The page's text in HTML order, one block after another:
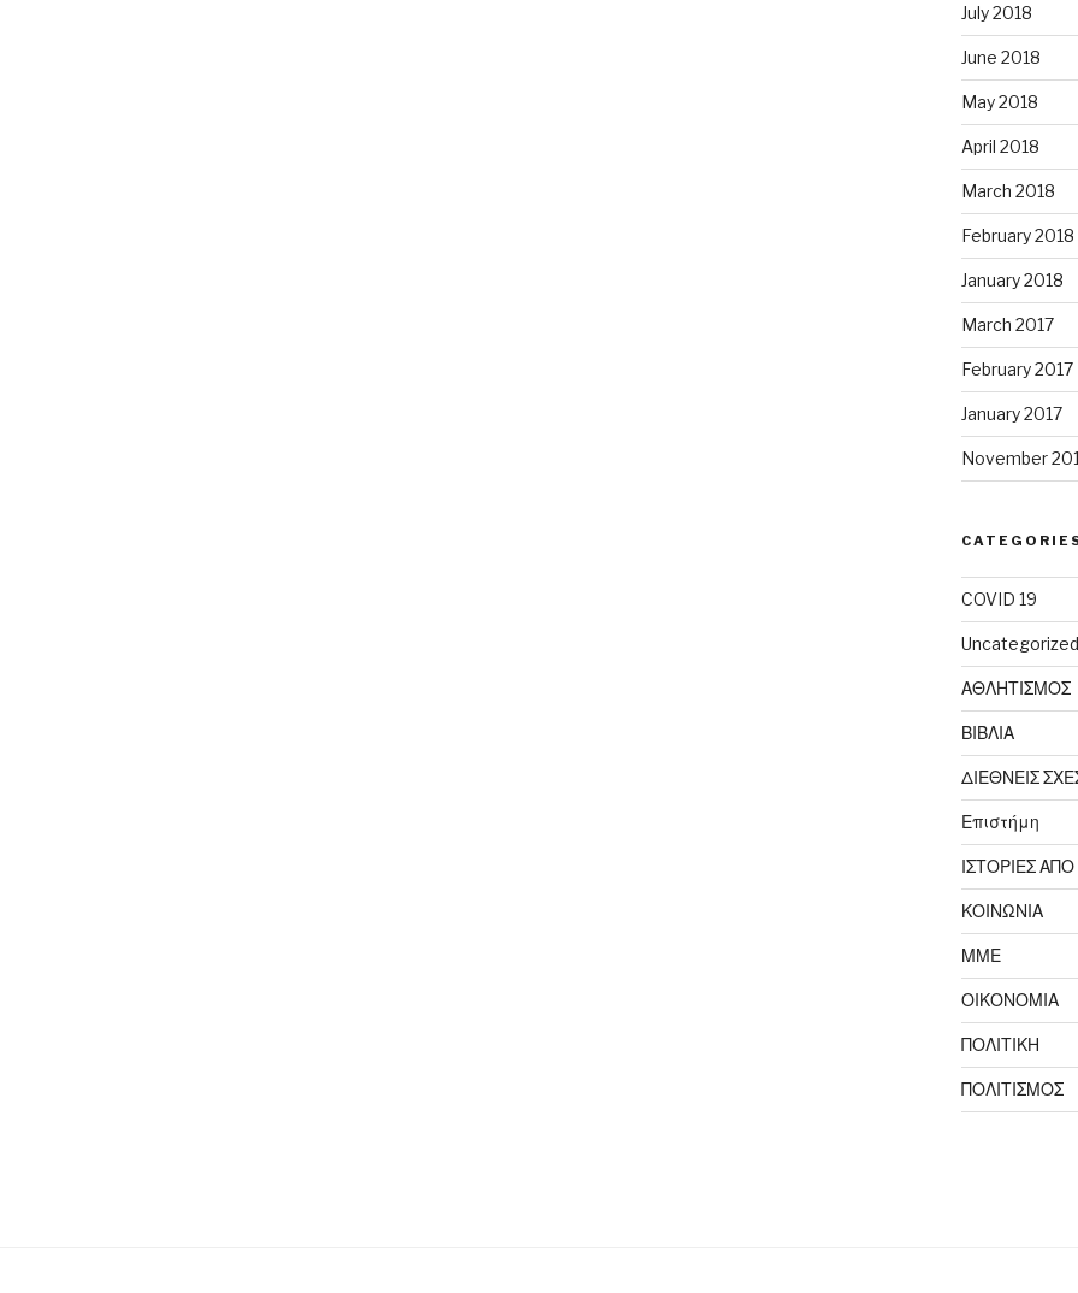
July 2018
June 2018
May 2018
April 2018
March 2018
February 2018
January 2018
March 2017
February 2017
January 2017
November
COVID 19
Uncategorized
ΑΘΛΗΤΙΣΜΟΣ
ΒΙΒΛΙΑ
ΔΙΕΘΝΕΙΣ
Επιστήμη
ΙΣΤΟΡΙΕΣ
ΚΟΙΝΩΝΙΑ
ΜΜΕ
ΟΙΚΟΝΟΜΙΑ
ΠΟΛΙΤΙΚΗ
ΠΟΛΙΤΙΣΜΟΣ